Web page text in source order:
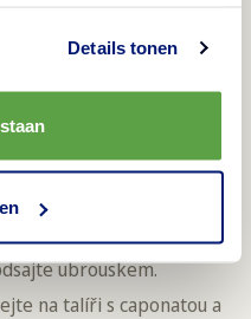
Details tonen
celer. Přidejte nakrájená
Nakonec
brusinky, olivy,
a opepřete podle
ubrouskem.
na talíři s caponatou a